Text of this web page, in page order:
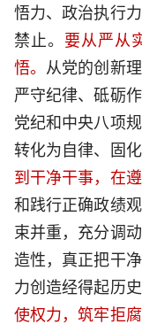
悟力、政治执行
禁止。 要从严从
悟。 从党的创新
严守纪律、砥砺
党纪和中央八项
转化为自律、固
到干净干事，在
和践行正确政绩
束并重，充分调
造性，真正把干
力创造经得起历
使权力，筑牢拒